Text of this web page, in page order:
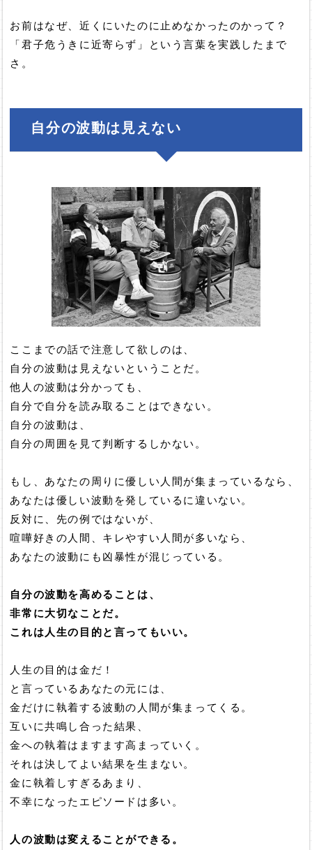
お前はなぜ、近くにいたのに止めなかったのかって？
「君子危うきに近寄らず」という言葉を実践したまで
さ。
自分の波動は見えない
ここまでの話で注意して欲しのは、
自分の波動は見えないということだ。
他人の波動は分かっても、
自分で自分を読み取ることはできない。
自分の波動は、
自分の周囲を見て判断するしかない。
もし、あなたの周りに優しい人間が集まっているなら、
あなたは優しい波動を発しているに違いない。
反対に、先の例ではないが、
喧嘩好きの人間、キレやすい人間が多いなら、
あなたの波動にも凶暴性が混じっている。
自分の波動を高めることは、
非常に大切なことだ。
これは人生の目的と言ってもいい。
人生の目的は金だ！
と言っているあなたの元には、
金だけに執着する波動の人間が集まってくる。
互いに共鳴し合った結果、
金への執着はますます高まっていく。
それは決してよい結果を生まない。
金に執着しすぎるあまり、
不幸になったエピソードは多い。
人の波動は変えることができる。